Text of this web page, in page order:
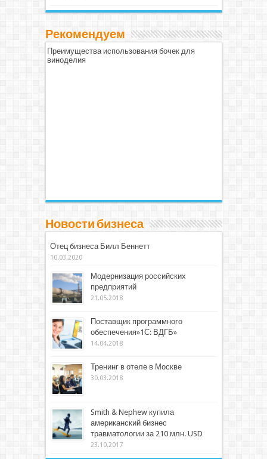
Рекомендуем
Преимущества использования бочек для
виноделия
Новости бизнеса
Отец бизнеса Билл Беннетт
10.03.2020
Модернизация российских
предприятий
21.05.2018
Поставщик программного
обеспечения»1С: ВДГБ»
14.04.2018
Тренинг в отеле в Москве
30.03.2018
Smith & Nephew купила
американский бизнес
травматологии за 210 млн. USD
23.10.2017